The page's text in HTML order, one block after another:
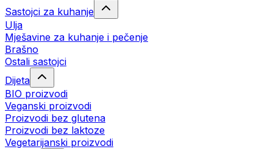
Sastojci za kuhanje
Ulja
Mješavine za kuhanje i pečenje
Brašno
Ostali sastojci
Dijeta
BIO proizvodi
Veganski proizvodi
Proizvodi bez glutena
Proizvodi bez laktoze
Vegetarijanski proizvodi